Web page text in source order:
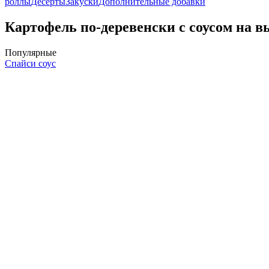
Картофель по-деревенски с соусом на
Популярные
Спайси соус